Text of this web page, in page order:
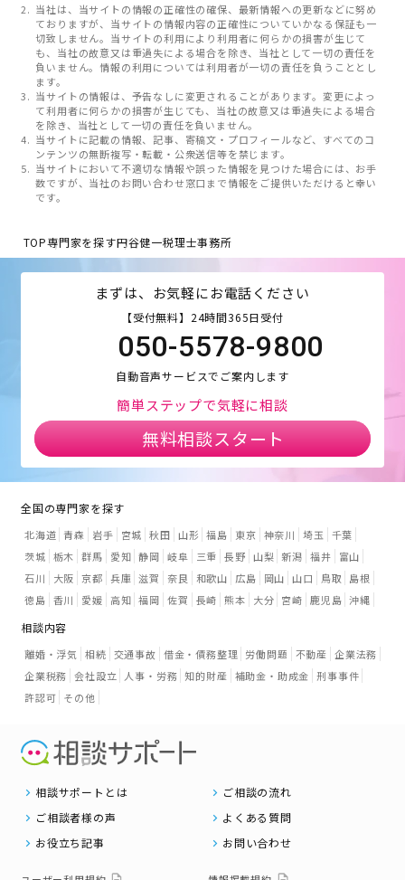
当社は、当サイトの情報の正確性の確保、最新情報への更新などに努め
ておりますが、当サイトの情報内容の正確性についていかなる保証も一
切致しません。当サイトの利用により利用者に何らかの損害が生じて
も、当社の故意又は重過失による場合を除き、当社として一切の責任を
負いません。情報の利用については利用者が一切の責任を負うこととし
ます。
当サイトの情報は、予告なしに変更されることがあります。変更によっ
て利用者に何らかの損害が生じても、当社の故意又は重過失による場合
を除き、当社として一切の責任を負いません。
当サイトに記載の情報、記事、寄稿文・プロフィールなど、すべてのコ
ンテンツの無断複写・転載・公衆送信等を禁じます。
当サイトにおいて不適切な情報や誤った情報を見つけた場合には、お手
数ですが、当社のお問い合わせ窓口まで情報をご提供いただけると幸い
です。
TOP専門家を探す円谷健一税理士事務所
まずは、お気軽にお電話ください
【受付無料】24時間365日受付
050-5578-9800
自動音声サービスでご案内します
簡単ステップで気軽に相談
無料相談スタート
全国の専門家を探す
北海道 青森 岩手 宮城 秋田 山形 福島 東京 神奈川 埼玉
千葉
茨城 栃木 群馬 愛知 静岡 岐阜 三重 長野 山梨 新潟 福井
富山
石川
大阪 京都 兵庫 滋賀 奈良 和歌山 広島 岡山 山口 鳥取
島根
徳島 香川 愛媛 高知 福岡 佐賀 長崎 熊本 大分 宮崎 鹿児島 沖縄
相談内容
離婚・浮気 相続 交通事故 借金・債務整理 労働問題 不動産 企業法務
企業税務 会社設立 人事・労務 知的財産 補助金・助成金 刑事事件
許認可 その他
相談サポートとは
ご相談の流れ
ご相談者様の声
よくある質問
お役立ち記事
お問い合わせ